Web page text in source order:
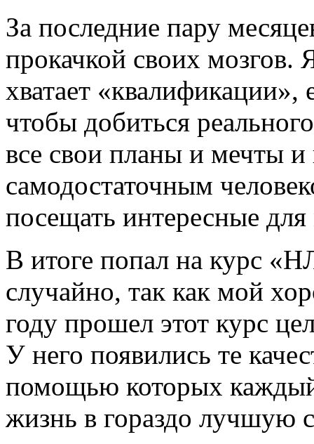
За последние пару
прокачкой своих мозгов.
хватает «квалификации»,
чтобы добиться
все свои планы и мечты
самодостаточным
посещать интересные
В итоге попал на курс
случайно, так как мой
году прошел этот курс
У него появились те
помощью которых
жизнь в гораздо лучшую